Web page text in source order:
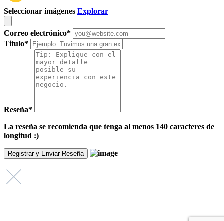
Seleccionar imágenes Explorar
Correo electrónico*
Titulo*
Reseña*
La reseña se recomienda que tenga al menos 140 caracteres de
longitud :)